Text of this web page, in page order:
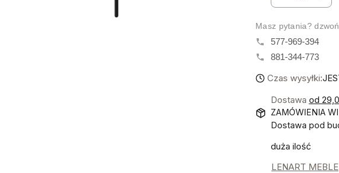
Masz pytania?
577-969-394
881-344-773
Czas wysyłki:
Dostawa od
ZAMÓWIENIA
Dostawa pod
duża ilość
LENART MEBLE